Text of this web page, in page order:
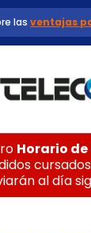
las ventajas
Horario
al día